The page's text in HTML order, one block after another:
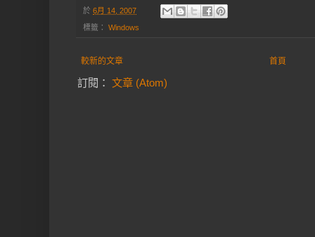
於 6月 14, 2007
標籤： Windows
較新的文章 首頁
訂閱： 文章 (Atom)